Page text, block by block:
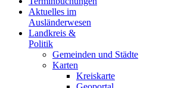
Aktuelles im
Ausländerwesen
Landkreis &
Politik
Gemeinden und Städte
Karten
Kreiskarte